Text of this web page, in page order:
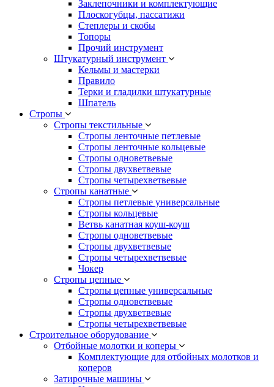
Заклепочники и комплектующие
Плоскогубцы, пассатижи
Степлеры и скобы
Топоры
Прочий инструмент
Штукатурный инструмент
Кельмы и мастерки
Правило
Терки и гладилки штукатурные
Шпатель
Стропы
Стропы текстильные
Стропы ленточные петлевые
Стропы ленточные кольцевые
Стропы одноветвевые
Стропы двухветвевые
Стропы четырехветвевые
Стропы канатные
Стропы петлевые универсальные
Стропы кольцевые
Ветвь канатная коуш-коуш
Стропы одноветвевые
Стропы двухветвевые
Стропы четырехветвевые
Чокер
Стропы цепные
Стропы цепные универсальные
Стропы одноветвевые
Стропы двухветвевые
Стропы четырехветвевые
Строительное оборудование
Отбойные молотки и коперы
Комплектующие для отбойных молотков и
коперов
Затирочные машины